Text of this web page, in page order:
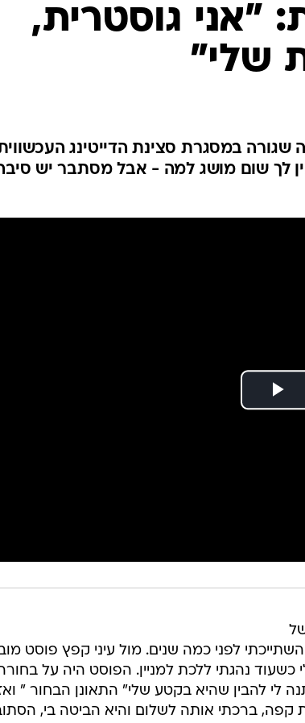
"אני גוסטרית,
שלי"
במסגרת סצינת הדייטינג
לך שום מושג למה - אבל מסתבר יש
לפני כמה שנים. מול עיני קפץ פוסט
נהגתי ללכת למניין. הפוסט היה על
לי להבין שהיא בקטע שלי" התאונן הבחור "
קפה, ברכתי אותה לשלום והיא הביטה בי,